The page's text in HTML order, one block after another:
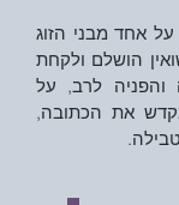
אחד מבני הזוג
הושלם ולקחת
לרב, על
את הכתובה,